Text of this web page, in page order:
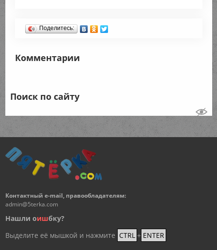
Поделитесь:
Комментарии
Поиск по сайту
Контактный e-mail, правообладателям:
admin@5terka.com
Нашли оишбку?
Выделите её мышкой и нажмите CTRL + ENTER